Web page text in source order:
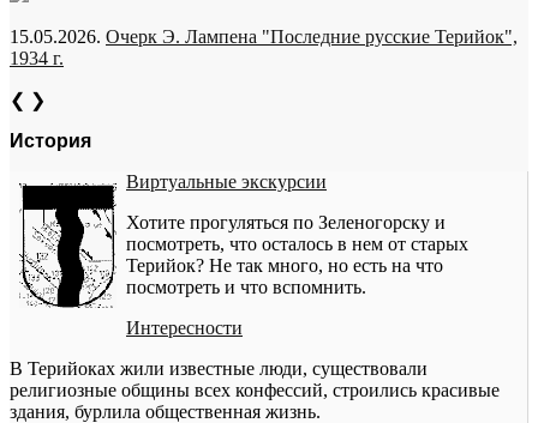
15.05.2026. Очерк Э. Лампена "Последние русские Терийок",
1934 г.
❮ ❯
История
Виртуальные экскурсии
Хотите прогуляться по Зеленогорску и
посмотреть, что осталось в нем от старых
Терийок? Не так много, но есть на что
посмотреть и что вспомнить.
Интересности
В Терийоках жили известные люди, существовали
религиозные общины всех конфессий, строились красивые
здания, бурлила общественная жизнь.